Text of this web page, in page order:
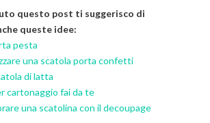
questo post ti suggerisco di
queste idee:
pesta
una scatola porta confetti
di latta
cartonaggio fai da te
una scatolina con il decoupage